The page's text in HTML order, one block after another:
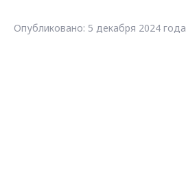
Опубликовано: 5 декабря 2024 года